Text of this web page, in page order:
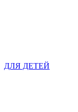
ДЛЯ ДЕТЕЙ